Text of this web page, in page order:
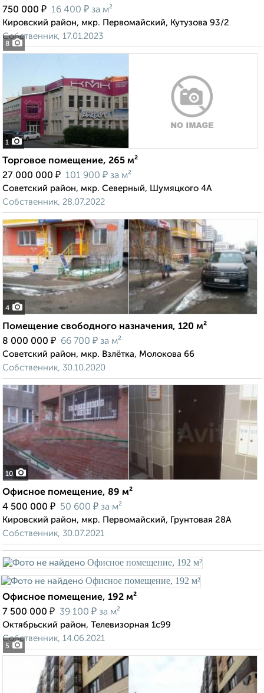
8
750 000 ₽ 16 400 ₽ за м²
Кировский район, мкр. Первомайский, Кутузова 93/2
Собственник, 17.01.2023
1
Торговое помещение, 265 м²
27 000 000 ₽ 101 900 ₽ за м²
Советский район, мкр. Северный, Шумяцкого 4А
Собственник, 28.07.2022
4
Помещение свободного назначения, 120 м²
8 000 000 ₽ 66 700 ₽ за м²
Советский район, мкр. Взлётка, Молокова 66
Собственник, 30.10.2020
10
Офисное помещение, 89 м²
4 500 000 ₽ 50 600 ₽ за м²
Кировский район, мкр. Первомайский, Грунтовая 28А
Собственник, 30.07.2021
5
Офисное помещение, 192 м²
7 500 000 ₽ 39 100 ₽ за м²
Октябрьский район, Телевизорная 1с99
Собственник, 14.06.2021